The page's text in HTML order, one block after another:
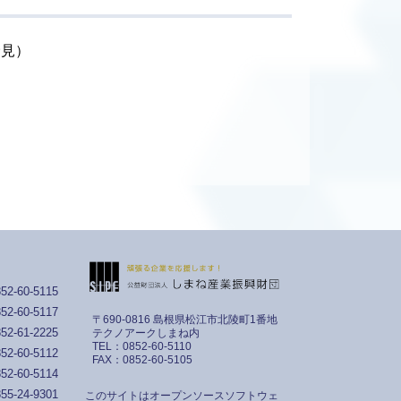
見）
60-5115
60-5117
61-2225
60-5112
60-5114
24-9301
〒690-0816 島根県松江市北陵町1番地
テクノアークしまね内
TEL：0852-60-5110
FAX：0852-60-5105
このサイトはオープンソースソフトウェ